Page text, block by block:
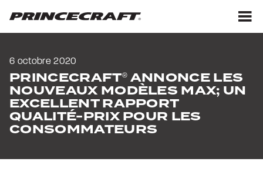
au
au
6 octobre 2020
PRINCECRAFT® ANNONCE LES
NOUVEAUX MODÈLES MAX; UN
EXCELLENT RAPPORT
QUALITÉ-PRIX POUR LES
CONSOMMATEURS